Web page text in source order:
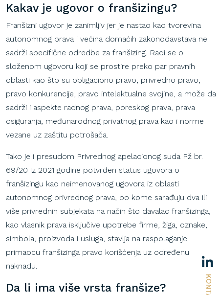
Kakavje ugovor o franšizingu?
Franšizni ugovor je zanimljiv jer je nastao kao tvorevina
autonomnog prava i većina domaćih zakonodavstava ne
sadrži specifične odredbe za franšizing. Radi se o
složenom ugovoru koji se prostire preko par pravnih
oblasti kao što su obligaciono pravo, privredno pravo,
pravo konkurencije, pravo intelektualne svojine, a može da
sadrži i aspekte radnog prava, poreskog prava, prava
osiguranja, međunarodnog privatnog prava kao i norme
vezane uz zaštitu potrošača.
Tako je i presudom Privrednog apelacionog suda Pž br.
69/20 iz 2021 godine potvrđen status ugovora o
franšizingu kao neimenovanog ugovora iz oblasti
autonomnog privrednog prava, po kome sarađuju dva ili
više privrednih subjekata na način što davalac franšizinga,
kao vlasnik prava isključive upotrebe firme, žiga, oznake,
simbola, proizvoda i usluga, stavlja na raspolaganje
primaocu franšizinga pravo korišćenja uz određenu
naknadu.
Da li ima više vrsta franšize?